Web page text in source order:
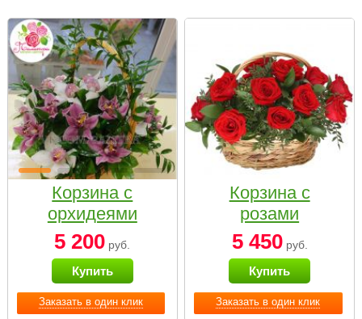
Заказать в один клик
Корзина с
орхидеями
малая
5 200 руб.
Купить
Заказать в один клик
Корзина с
розами
«Красный
Париж»
5 450руб.
Купить